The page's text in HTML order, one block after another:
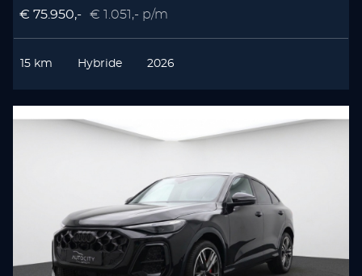
€ 75.950,- € 1.051,- p/m
15 km Hybride 2026